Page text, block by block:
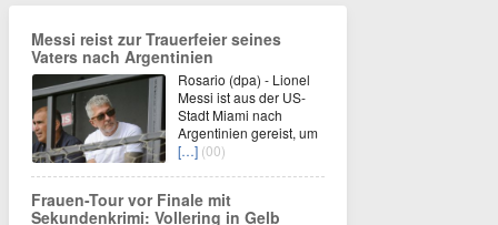
Messi reist zur Trauerfeier seines
Vaters nach Argentinien
Rosario (dpa) - Lionel
Messi ist aus der US-
Stadt Miami nach
Argentinien gereist, um
[…] (00)
Frauen-Tour vor Finale mit
Sekundenkrimi: Vollering in Gelb